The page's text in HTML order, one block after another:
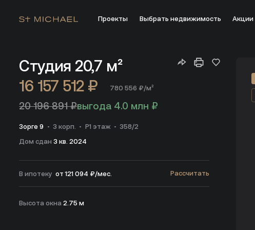
Проекты Выбрать недвижимость Акции
Студия 20,7 м²
16 157 512 ₽
780 556 ₽/м²
20 196 891 ₽выгода 4.0 млн ₽
Зорге 9 3 корп. Р1 этаж
358/2
Дом сдан3 кв. 2024
В ипотеку от 121 094 ₽/мес. Рассчитать
Высота окна2.75 м